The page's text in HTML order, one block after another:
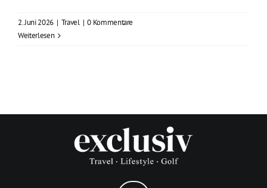
2. Juni 2026 | Travel | 0 Kommentare
Weiterlesen